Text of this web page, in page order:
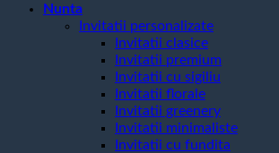
Nunta
Invitatii personalizate
Invitatii clasice
Invitatii premium
Invitatii cu sigiliu
Invitatii florale
Invitatii greenery
Invitatii minimaliste
Invitatii cu fundita